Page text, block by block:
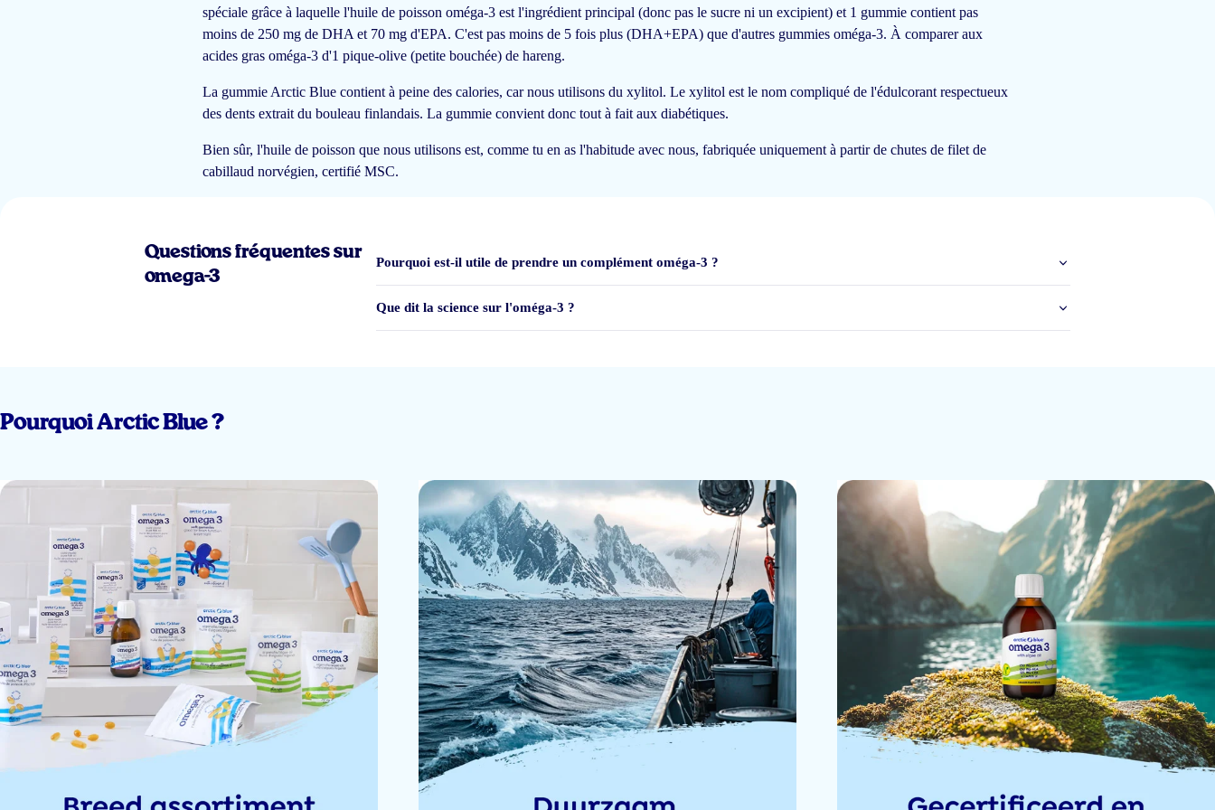
De kids vinden het top!!
Goede heel
Sagal Yarow
19 déc 2025
Geachte,
Ik heb twee besteld,mijn kind vindt het lekker eindelijk lust hij iets.en ik heb vandaag nog een keer drie besteld.
Ben super blij mee.
spéciale grâce à laquelle l'huile de poisson oméga-3 est l'ingrédient principal (donc pas le sucre ni un excipient) et 1 gummie contient pas
moins de 250 mg de DHA et 70 mg d'EPA. C'est pas moins de 5 fois plus (DHA+EPA) que d'autres gummies oméga-3. À comparer aux
acides gras oméga-3 d'1 pique-olive (petite bouchée) de hareng.
La gummie Arctic Blue contient à peine des calories, car nous utilisons du xylitol. Le xylitol est le nom compliqué de l'édulcorant respectueux
des dents extrait du bouleau finlandais. La gummie convient donc tout à fait aux diabétiques.
Bien sûr, l'huile de poisson que nous utilisons est, comme tu en as l'habitude avec nous, fabriquée uniquement à partir de chutes de filet de
cabillaud norvégien, certifié MSC.
Questions fréquentes sur
omega-3
Pourquoi est-il utile de prendre un complément oméga-3 ?
Que dit la science sur l'oméga-3 ?
Pourquoi Arctic Blue ?